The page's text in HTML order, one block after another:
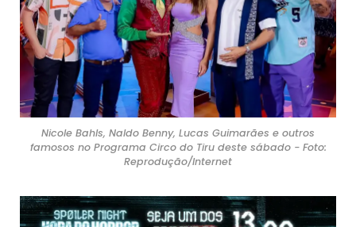
Nicole Bahls, Naldo Benny, Lucas Guimarães e outros
famosos no Programa Circo do Tiru deste sábado - Foto:
Reprodução/Internet